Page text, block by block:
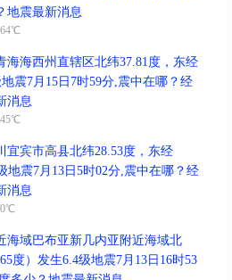
地震最新消息
海海西州直辖区北纬37.81度，东经
震7月15日7时59分,震中在哪？经
消息
宜宾市高县北纬28.53度，东经
地震7月13日5时02分,震中在哪？经
消息
海域巴布亚新几内亚附近海域北
度）发生6.4级地震7月13日16时53